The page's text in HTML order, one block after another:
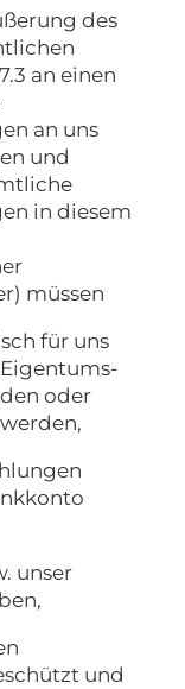
des
an einen
an uns
und
in diesem
müssen
für uns
oder
unser
und